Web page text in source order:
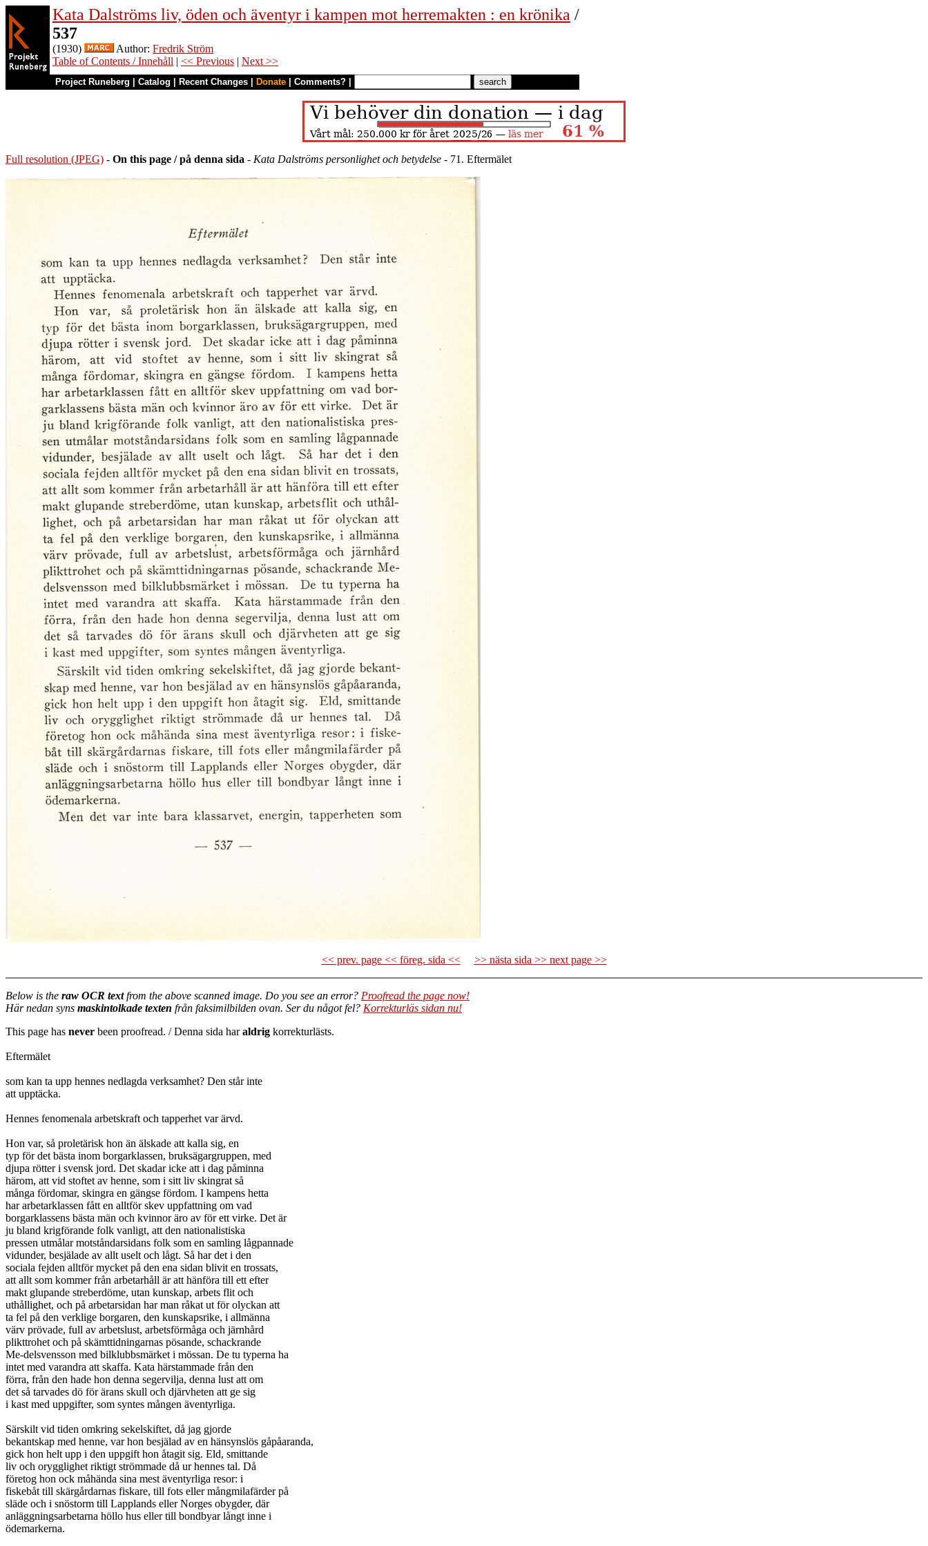
Kata Dalströms liv, öden och äventyr i kampen mot herremakten : en krönika /
537
(1930) Author: Fredrik Ström
Table of Contents / Innehåll | << Previous | Next >>
Project Runeberg Catalog Recent Changes Donate Comments?
Full resolution (JPEG) - On this page / på denna sida - Kata Dalströms personlighet och betydelse - 71. Eftermälet
<< prev. page << föreg. sida << >> nästa sida >> next page >>
Below is the raw OCR textfrom the above scanned image. Do you see an error? Proofread the page now!
Här nedan syns maskintolkade texten från faksimilbilden ovan. Ser du något fel? Korrekturläs sidan nu!
This page has never been proofread. / Denna sida haraldrig korrekturlästs.
Eftermälet
som kan ta upp hennes nedlagda verksamhet? Den står inte
att upptäcka.
Hennes fenomenala arbetskraft och tapperhet var ärvd.
Hon var, så proletärisk hon än älskade att kalla sig, en
typ för det bästa inom borgarklassen, bruksägargruppen, med
djupa rötter i svensk jord. Det skadar icke att i dag påminna
härom, att vid stoftet av henne, som i sitt liv skingrat så
många fördomar, skingra en gängse fördom. I kampens hetta
har arbetarklassen fått en alltför skev uppfattning om vad
borgarklassens bästa män och kvinnor äro av för ett virke. Det är
ju bland krigförande folk vanligt, att den nationalistiska
pressen utmålar motståndarsidans folk som en samling lågpannade
vidunder, besjälade av allt uselt och lågt. Så har det i den
sociala fejden alltför mycket på den ena sidan blivit en trossats,
att allt som kommer från arbetarhåll är att hänföra till ett efter
makt glupande streberdöme, utan kunskap, arbets flit och
uthållighet, och på arbetarsidan har man råkat ut för olyckan att
ta fel på den verklige borgaren, den kunskapsrike, i allmänna
värv prövade, full av arbetslust, arbetsförmåga och järnhård
plikttrohet och på skämttidningarnas pösande, schackrande
Me-delsvensson med bilklubbsmärket i mössan. De tu typerna ha
intet med varandra att skaffa. Kata härstammade från den
förra, från den hade hon denna segervilja, denna lust att om
det så tarvades dö för ärans skull och djärvheten att ge sig
i kast med uppgifter, som syntes mången äventyrliga.
Särskilt vid tiden omkring sekelskiftet, då jag gjorde
bekantskap med henne, var hon besjälad av en hänsynslös gåpåaranda,
gick hon helt upp i den uppgift hon åtagit sig. Eld, smittande
liv och orygglighet riktigt strömmade då ur hennes tal. Då
företog hon ock måhända sina mest äventyrliga resor: i
fiskebåt till skärgårdarnas fiskare, till fots eller mångmilafärder på
släde och i snöstorm till Lapplands eller Norges obygder, där
anläggningsarbetarna höllo hus eller till bondbyar långt inne i
ödemarkerna.